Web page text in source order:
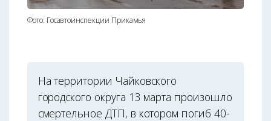
Фото: Госавтоинспекции Прикамья
На территории Чайковского
городского округа 13 марта произошло
смертельное ДТП, в котором погиб 40-